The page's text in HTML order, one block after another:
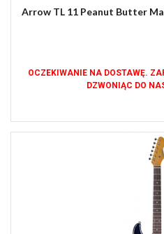
Arrow TL 11 Peanut Butter
OCZEKIWANIE NA DOSTAWĘ.
DZWONIĄC DO